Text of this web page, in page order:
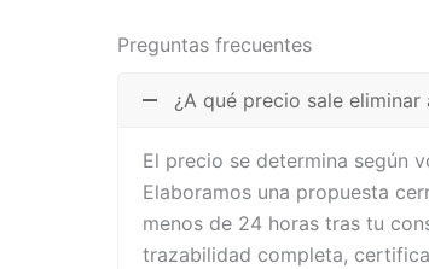
Preguntas frecuentes
¿A qué precio sale
El precio se determina según
Elaboramos una propuesta
menos de 24 horas tras tu
trazabilidad completa,